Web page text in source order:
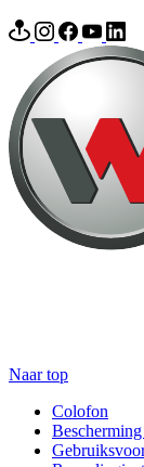
Naar top
Colofon